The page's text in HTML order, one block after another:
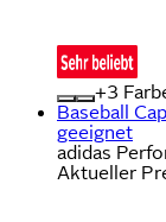
+
Baseball
geeignet
adidas
Aktueller